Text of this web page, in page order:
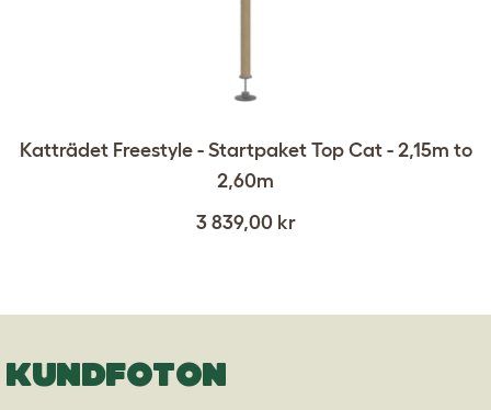
Katträdet Freestyle - Startpaket Top Cat - 2,15m to
2,60m
3 839,00 kr
KUNDFOTON